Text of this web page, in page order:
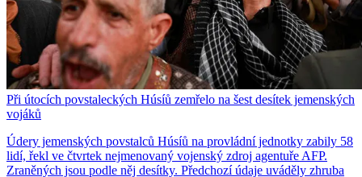
Při útocích povstaleckých Húsíů zemřelo na šest desítek jemenských
vojáků
Údery jemenských povstalců Húsíů na provládní jednotky zabily 58
lidí, řekl ve čtvrtek nejmenovaný vojenský zdroj agentuře AFP.
Zraněných jsou podle něj desítky. Předchozí údaje uváděly zhruba